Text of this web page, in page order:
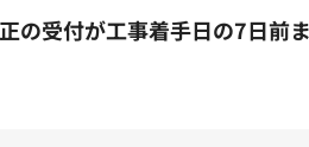
受付が工事着手日の7日前